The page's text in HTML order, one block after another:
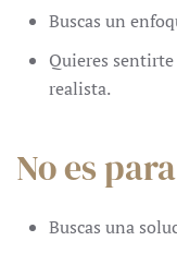
Buscas un
Quieres
realista.
No es
Buscas una